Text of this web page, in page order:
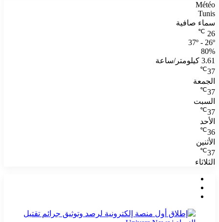
Météo
Tunis
سماء صافية
26
℃
37º - 26º
80%
3.61 كيلومتر/ساعة
37
℃
الجمعة
37
℃
السبت
37
℃
الأحد
36
℃
الأثنين
37
℃
الثلاثاء